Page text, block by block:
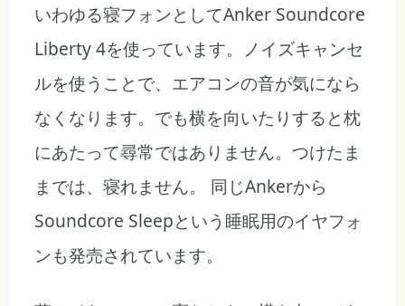
いわゆる寝フォンとしてAnker Soundcore
Liberty 4を使っています。ノイズキャンセ
ルを使うことで、エアコンの音が気になら
なくなります。でも横を向いたりすると枕
にあたって尋常ではありません。つけたま
までは、寝れません。 同じAnkerから
Soundcore Sleepという睡眠用のイヤフォ
ンも発売されています。